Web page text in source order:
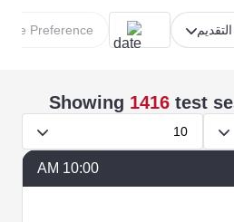
Preference
Showing 1416 test
10
10:00 AM